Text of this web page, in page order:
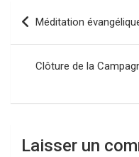
Navigation
de
l’article
Méditation
Clôture de la
Laisser un